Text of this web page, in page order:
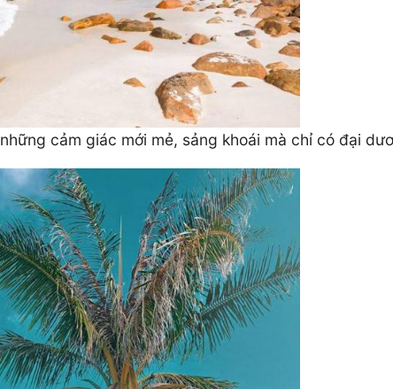
cảm giác mới mẻ, sảng khoái mà chỉ có đại